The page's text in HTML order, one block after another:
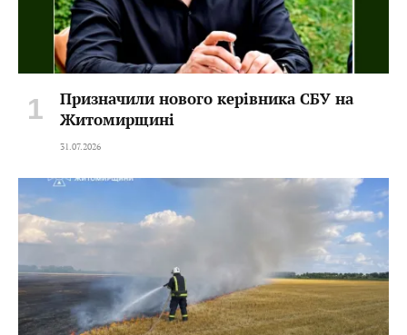
Призначили нового керівника СБУ на
Житомирщині
31.07.2026